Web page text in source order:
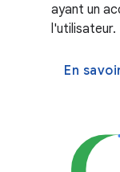
ayant un
l'utilisateur.
En